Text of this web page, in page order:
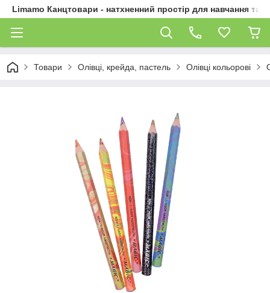
Limamo Канцтовари - натхненний простір для навчання та
Товари Олівці, крейда, пастель Олівці кольорові